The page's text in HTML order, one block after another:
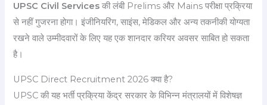
UPSC Civil Services की लंबी Prelims और Mains परीक्षा प्रक्रिया
से नहीं गुजरना होगा। इंजीनियरिंग, साइंस, मेडिकल और अन्य तकनीकी योग्यता
रखने वाले उम्मीदवारों के लिए यह एक शानदार करियर अवसर साबित हो सकता
है।
UPSC Direct Recruitment 2026 क्या है?
UPSC की यह भर्ती प्रक्रिया केंद्र सरकार के विभिन्न मंत्रालयों में विशेषज्ञ